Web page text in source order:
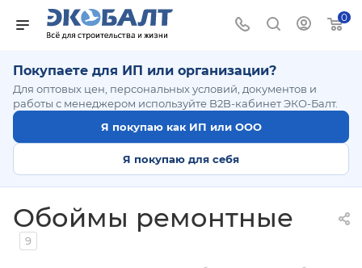
0
Покупаете для ИП или организации?
Для оптовых цен, персональных условий, документов и
работы с менеджером используйте B2B-кабинет ЭКО-Балт.
Я покупаю как ИП или ООО
Я покупаю для себя
Обоймы ремонтные
9